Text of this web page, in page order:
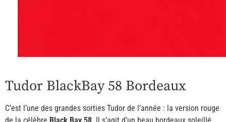
Tudor BlackBay 58 Bordeaux
C’est l’une des grandes sorties Tudor de l’année : la version rouge